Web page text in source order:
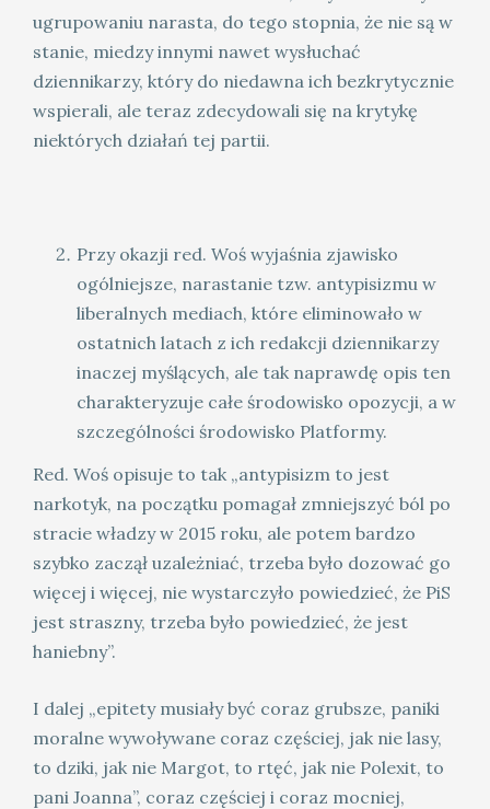
ugrupowaniu narasta, do tego stopnia, że nie są w
stanie, miedzy innymi nawet wysłuchać
dziennikarzy, który do niedawna ich bezkrytycznie
wspierali, ale teraz zdecydowali się na krytykę
niektórych działań tej partii.
Przy okazji red. Woś wyjaśnia zjawisko
ogólniejsze, narastanie tzw. antypisizmu w
liberalnych mediach, które eliminowało w
ostatnich latach z ich redakcji dziennikarzy
inaczej myślących, ale tak naprawdę opis ten
charakteryzuje całe środowisko opozycji, a w
szczególności środowisko Platformy.
Red. Woś opisuje to tak „antypisizm to jest
narkotyk, na początku pomagał zmniejszyć ból po
stracie władzy w 2015 roku, ale potem bardzo
szybko zaczął uzależniać, trzeba było dozować go
więcej i więcej, nie wystarczyło powiedzieć, że PiS
jest straszny, trzeba było powiedzieć, że jest
haniebny”.
I dalej „epitety musiały być coraz grubsze, paniki
moralne wywoływane coraz częściej, jak nie lasy,
to dziki, jak nie Margot, to rtęć, jak nie Polexit, to
pani Joanna”, coraz częściej i coraz mocniej,